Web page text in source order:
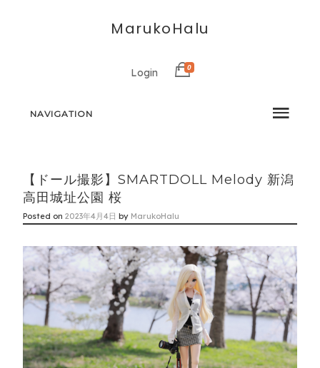
MarukoHalu
Login 0
NAVIGATION
【ドール撮影】SMARTDOLL Melody 新潟
高田城址公園 桜
Posted on2023年4月4日 by MarukoHalu